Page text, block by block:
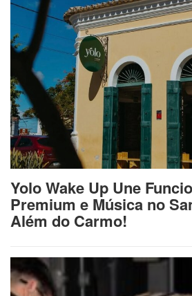
Yolo Wake Up Une
Premium e Música no
Além do Carmo!